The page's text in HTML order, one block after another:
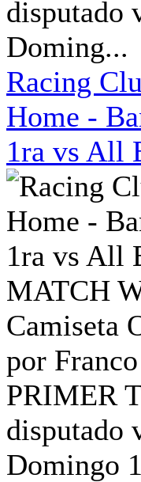
disputado
Doming...
Racing
Home -
1ra vs All
MATCH
Camiseta
por
PRIMER
disputado
Domingo